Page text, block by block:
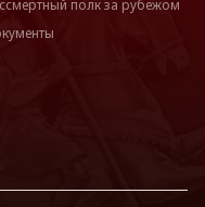
полк за рубежом